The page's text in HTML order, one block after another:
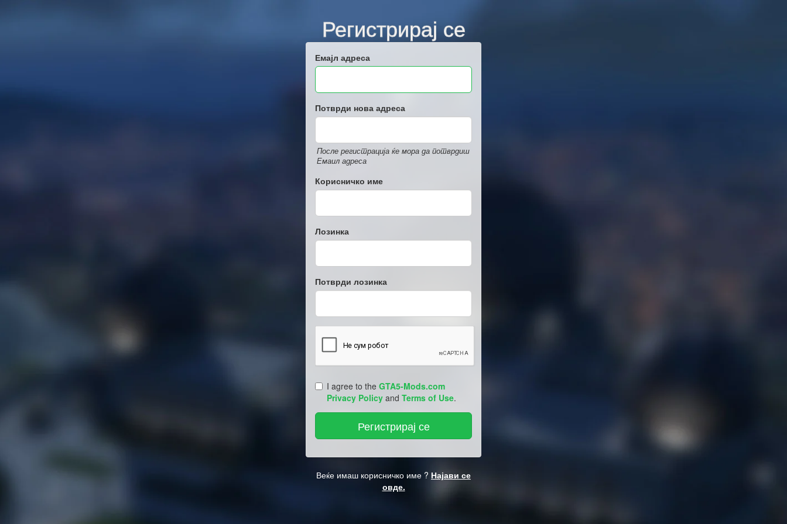
Регистрирај се
Емајл адреса
Потврди нова адреса
После регистрација ќе мора да потврдиш
Емаил адреса
Корисничко име
Лозинка
Потврди лозинка
I agree to the GTA5-Mods.com
Privacy Policy and Terms of Use.
Веќе имаш корисничко име ? Најави се
овде.